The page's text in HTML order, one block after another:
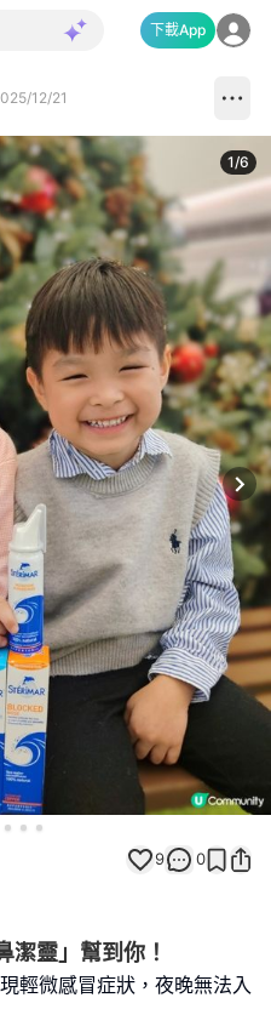
下載App
12/21
1/6
9 0
靈」幫到你！
輕微感冒症狀，夜晚無法入